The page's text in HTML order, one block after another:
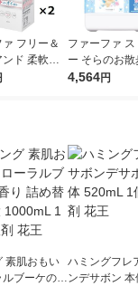
フリー＆
ンド 柔軟剤
め替え 1500
ファーファ
ー そらのお
ーラルソープ
4,564円
素肌おもい
ルブーケの香
ハミングフレ
ンデサボン